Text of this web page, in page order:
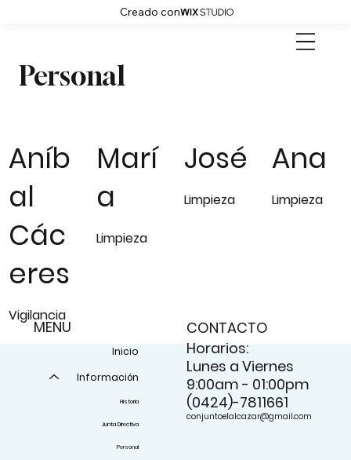
Creado con
Personal
Aníb
al
Các
eres
Vigilancia
Marí
a
Limpieza
José
Limpieza
Ana
Limpieza
CONTACTO
Horarios:
Lunes a Viernes
9:00am - 01:00pm
(0424)-7811661
conjuntoelalcazar@gmail.com
MENU
Inicio
Información
Historia
Junta Directiva
Personal